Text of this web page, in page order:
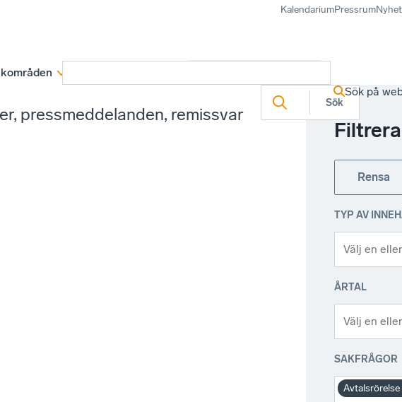
KalendariumPressrum
Sök på
pressmeddelanden, remissvar
Rensa
TYP AV
ÅRTAL
SAKFRÅGOR
Sök